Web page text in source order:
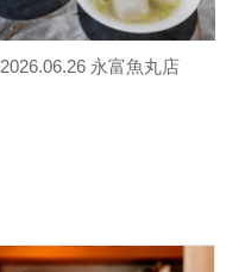
2026.06.26 永富魚丸店